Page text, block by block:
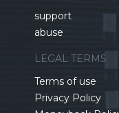
support
abuse
LEGAL TERMS
Terms of use
Privacy Policy